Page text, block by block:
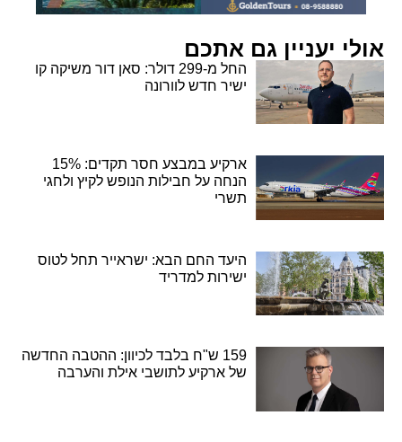
אולי יעניין גם אתכם
החל מ-299 דולר: סאן דור משיקה קו
ישיר חדש לוורונה
ארקיע במבצע חסר תקדים: 15%
הנחה על חבילות הנופש לקיץ ולחגי
תשרי
היעד החם הבא: ישראייר תחל לטוס
ישירות למדריד
159 ש"ח בלבד לכיוון: ההטבה החדשה
של ארקיע לתושבי אילת והערבה